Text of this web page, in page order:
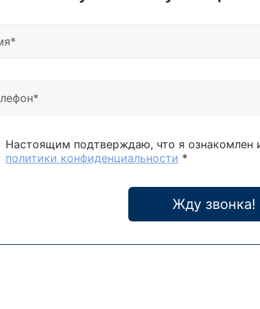
3:3;
3/3
ИБП
Настоящим подтверждаю, что я ознакомлен
политики конфиденциальности *
Жду звонка!